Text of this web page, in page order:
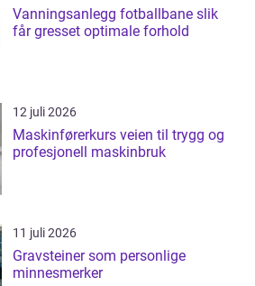
Vanningsanlegg fotballbane slik
får gresset optimale forhold
12 juli 2026
Maskinførerkurs veien til trygg og
profesjonell maskinbruk
11 juli 2026
Gravsteiner som personlige
minnesmerker